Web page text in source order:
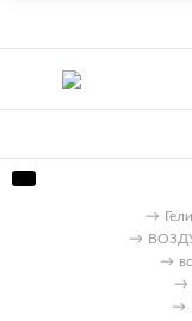
→
→
→
→
→